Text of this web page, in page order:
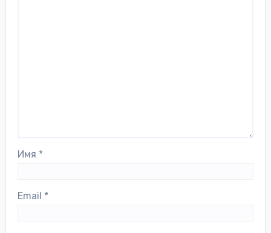
Имя *
Email *